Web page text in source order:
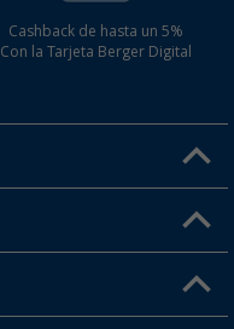
Cashback de hasta un 5%
Con la Tarjeta Berger Digital